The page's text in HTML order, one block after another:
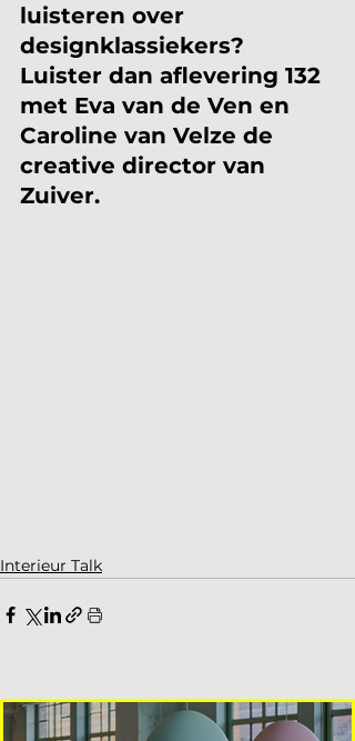
luisteren over
designklassiekers?
Luister dan aflevering 132
met Eva van de Ven en
Caroline van Velze de
creative director van
Zuiver.
Interieur Talk